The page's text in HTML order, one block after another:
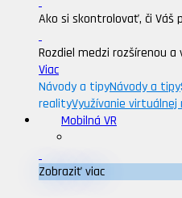
Ako si skontrolovať, či Váš
Rozdiel medzi rozšírenou
Viac
Návody a tipyNávody a tipy
realityVyužívanie
Mobilná VR
Zobraziť viac